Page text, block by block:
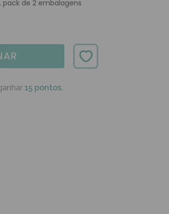
pack de 2 embalagens
15 pontos.